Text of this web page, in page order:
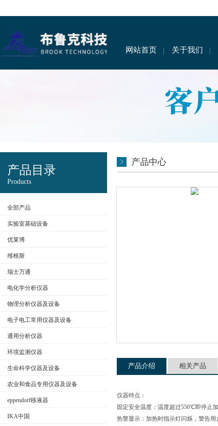
网站首页 关于我们
产品目录
Products
全部产品
实验室基础设备
优莱博
维根斯
瑞士万通
电化学分析仪器
物理分析仪器及设备
电子电工常用仪器及设备
通用分析仪器
环境监测仪器
生命科学仪器及设备
农业和食品专用仪器及设备
eppendorf移液器
IKA中国
产品中心
产品介绍 相关产品
仪器特点：
固定安全温度：温度超过550℃即停止
热警显示：加热时指示灯闪烁，警告